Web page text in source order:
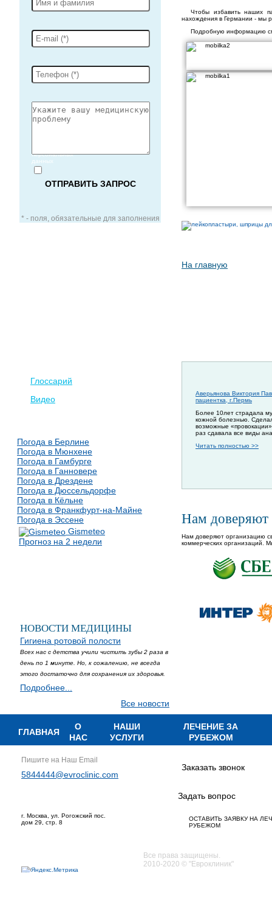
персональных
данных
* - поля, обязательные для заполнения
Глоссарий
Видео
Погода в Берлине
Погода в Мюнхене
Погода в Гамбурге
Погода в Ганновере
Погода в Дрездене
Погода в Дюссельдорфе
Погода в Кёльне
Погода в Франкфурт-на-Майне
Погода в Эссене
Gismeteo
Прогноз на 2 недели
НОВОСТИ МЕДИЦИНЫ
Гигиена ротовой полости
Всех нас с детства учили чистить зубы 2 раза в
день по 1 минуте. Но, к сожалению, не всегда
этого достаточно для сохранения их здоровья.
Подробнее...
Все новости
Чтобы избавить наших
нахождения в Германии - мы
Подробную информацию
На главную
Аверьянова Виктория
пациентка, г.Пермь
Более 10лет страдала
кожной болезнью.
возможные
раз сдавала все виды
Читать полностью >>
Нам доверяют
Нам доверяют организацию
коммерческих организаций.
ГЛАВНАЯ
О
НАС
НАШИ
УСЛУГИ
ЛЕЧЕНИЕ ЗА
РУБЕЖОМ
Пишите на Наш Email
5844444@evroclinic.com
Заказать звонок
Задать вопрос
ОСТАВИТЬ ЗАЯВКУ НА
РУБЕЖОМ
г. Москва, ул. Рогожский пос.
дом 29, стр. 8
Все права защищены.
2010-2020 © "Евроклиник"